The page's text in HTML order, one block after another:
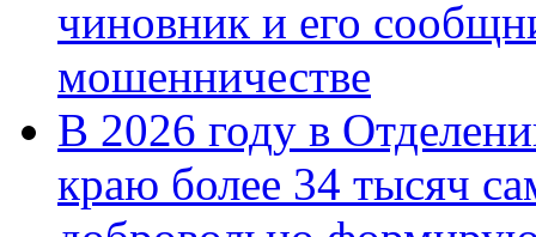
чиновник и его
мошенничестве
В 2026 году в
краю более 34 тысяч